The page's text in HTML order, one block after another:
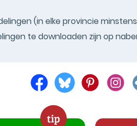
(in elke provincie
te downloaden zijn op
tip